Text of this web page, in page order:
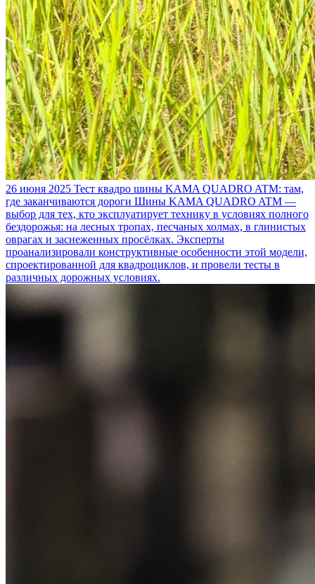
26 июня 2025 Тест квадро шины KAMA QUADRO ATM: там,
где заканчиваются дороги Шины KAMA QUADRO ATM —
выбор для тех, кто эксплуатирует технику в условиях полного
бездорожья: на лесных тропах, песчаных холмах, в глинистых
оврагах и заснеженных просёлках. Эксперты
проанализировали конструктивные особенности этой модели,
спроектированной для квадроциклов, и провели тесты в
различных дорожных условиях.